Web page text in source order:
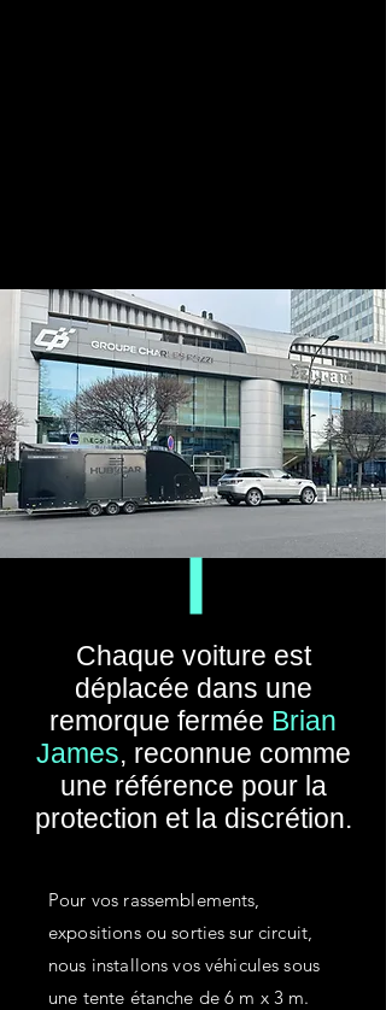
Chaque voiture est
déplacée dans une
remorque fermée Brian
James, reconnue comme
une référence pour la
protection et la discrétion.
Pour vos rassemblements,
expositions ou sorties sur circuit,
nous installons vos véhicules sous
une tente étanche de 6 m x 3 m.